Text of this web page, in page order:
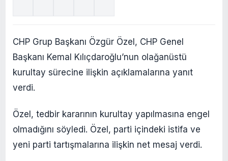
CHP Grup Başkanı Özgür Özel, CHP Genel
Başkanı Kemal Kılıçdaroğlu’nun olağanüstü
kurultay sürecine ilişkin açıklamalarına yanıt
verdi.
Özel, tedbir kararının kurultay yapılmasına engel
olmadığını söyledi. Özel, parti içindeki istifa ve
yeni parti tartışmalarına ilişkin net mesaj verdi.